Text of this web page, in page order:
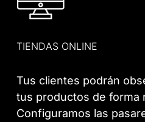
TIENDAS ONLINE
Tus clientes podrán
tus productos de forma
Configuramos las